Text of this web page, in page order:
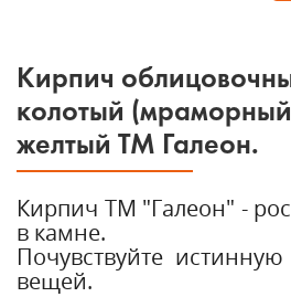
Кирпич
колотый
желтый ТМ Галеон.
Кирпич ТМ "Галеон" -
в камне.
Почувствуйте
вещей.